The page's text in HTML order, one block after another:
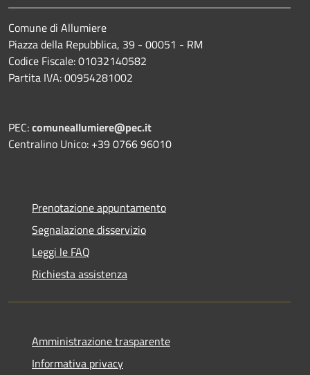
Comune di Allumiere
Piazza della Repubblica, 39 - 00051 - RM
Codice Fiscale: 01032140582
Partita IVA: 00954281002
PEC:comuneallumiere@pec.it
Centralino Unico: +39 0766 96010
Prenotazione appuntamento
Segnalazione disservizio
Leggi le FAQ
Richiesta assistenza
Amministrazione trasparente
Informativa privacy